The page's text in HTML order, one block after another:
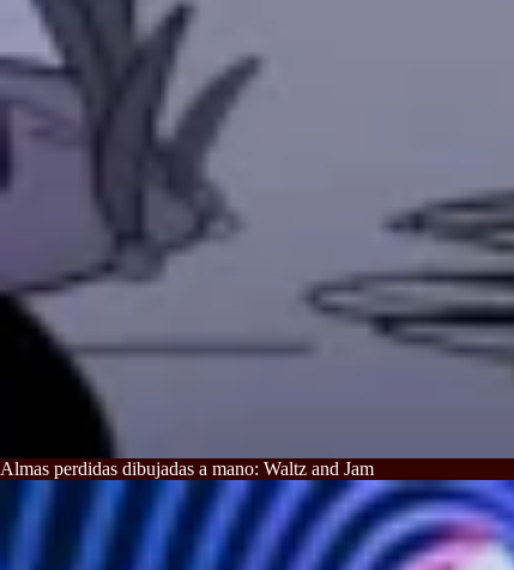
Almas perdidas dibujadas a mano: Waltz and Jam